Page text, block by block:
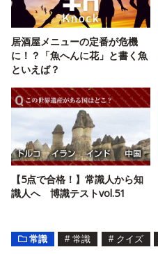
居酒屋メニューの定番が危機
に！？「魚へんに花」と書く魚
といえば？
【5点で合格！】常識人から知
識人へ 博識テストvol.51
常識 # 常識 # クイズ